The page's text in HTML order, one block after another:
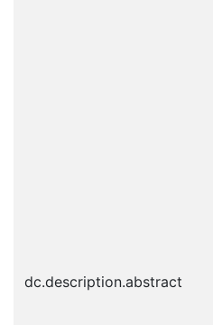
dc.description.abstract